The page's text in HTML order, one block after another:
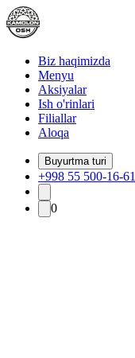
Biz haqimizda
Menyu
Aksiyalar
Ish o'rinlari
Filiallar
Aloqa
Buyurtma turi
+998 55 500-16-61
0